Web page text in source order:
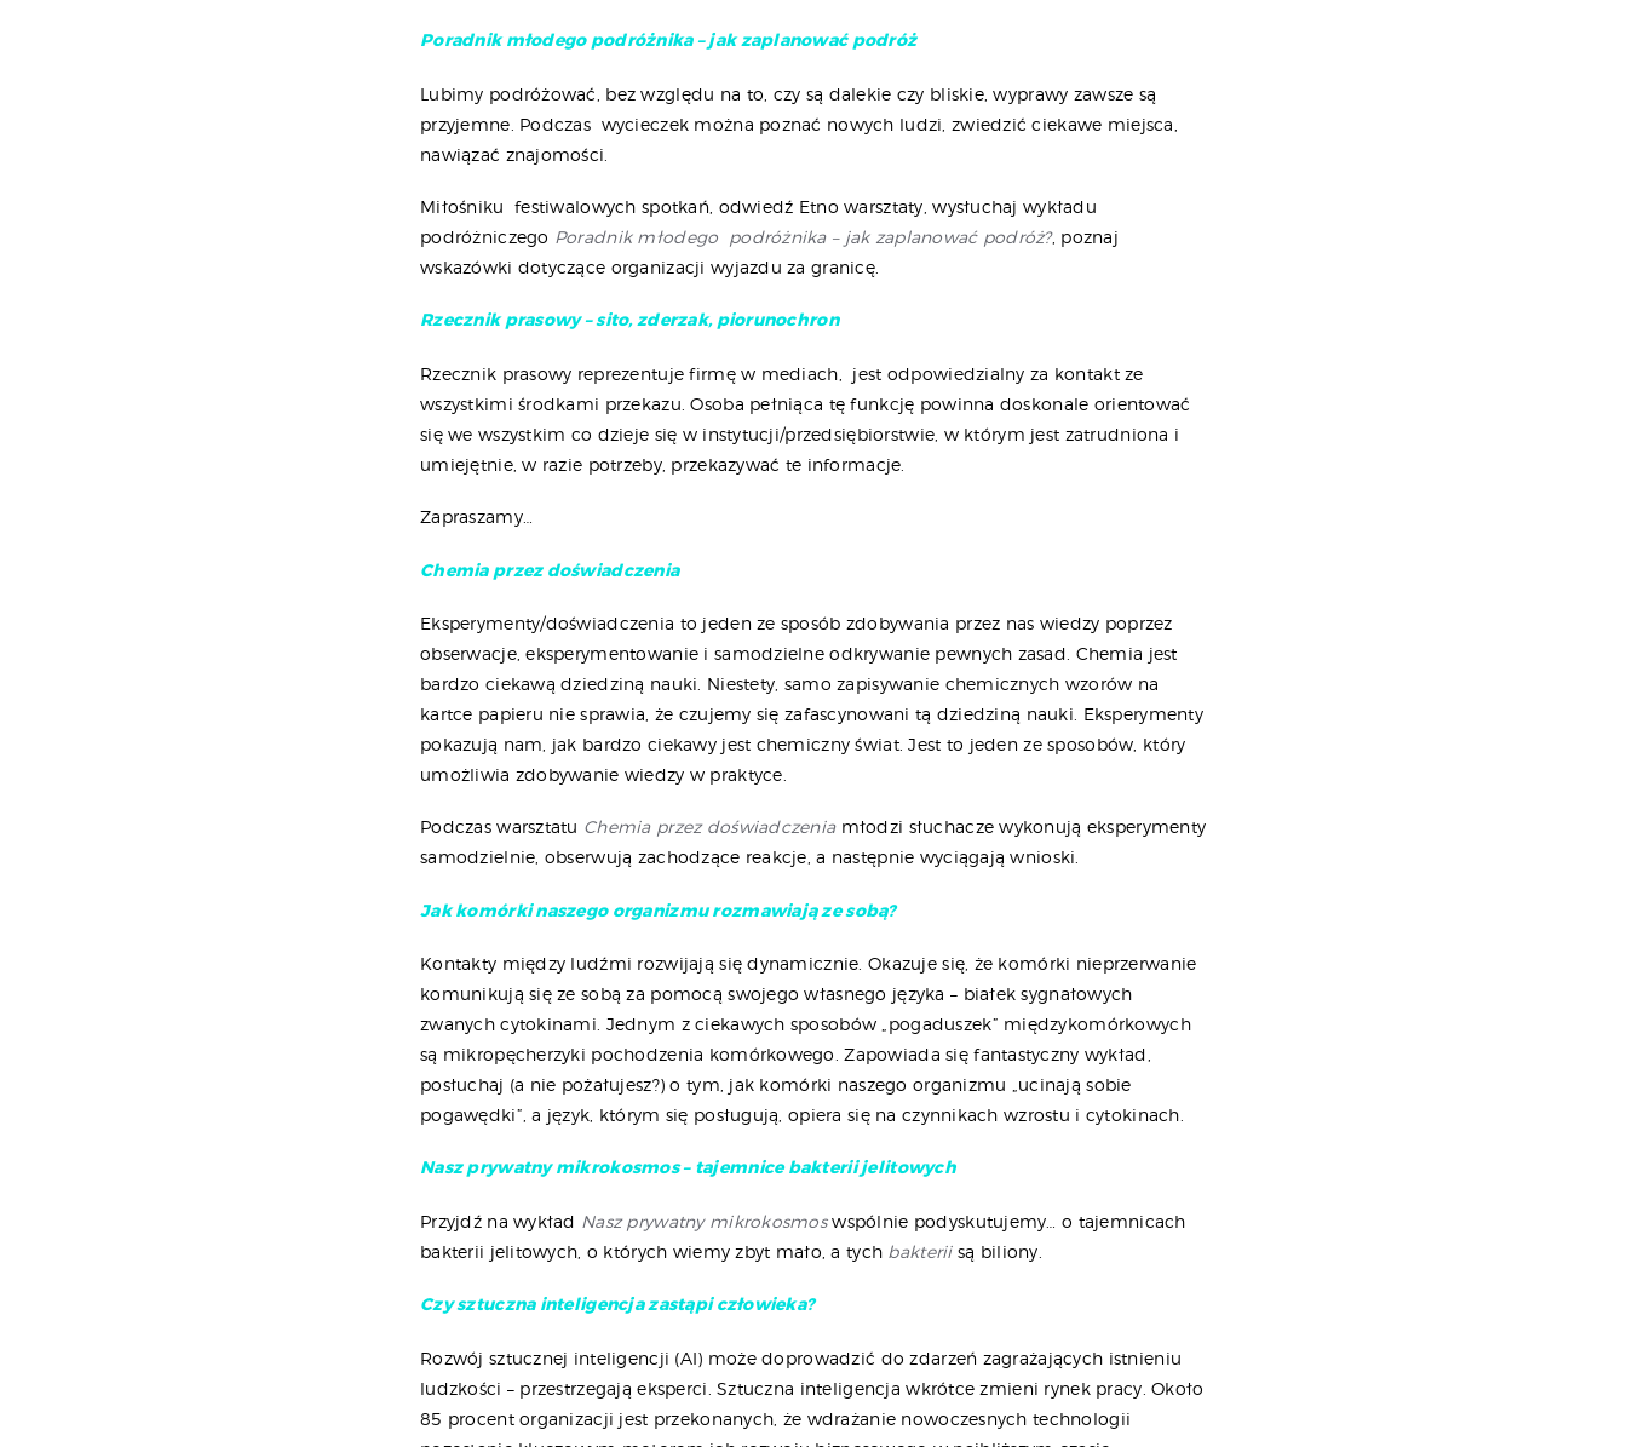
Poradnik młodego podróżnika – jak zaplanować podróż
Lubimy podróżować, bez względu na to, czy są dalekie czy bliskie, wyprawy zawsze są
przyjemne. Podczas wycieczek można poznać nowych ludzi, zwiedzić ciekawe miejsca,
nawiązać znajomości.
Miłośniku festiwalowych spotkań, odwiedź Etno warsztaty, wysłuchaj wykładu
podróżniczego Poradnik młodego podróżnika – jak zaplanować podróż?, poznaj
wskazówki dotyczące organizacji wyjazdu za granicę.
Rzecznik prasowy – sito, zderzak, piorunochron
Rzecznik prasowy reprezentuje firmę w mediach, jest odpowiedzialny za kontakt ze
wszystkimi środkami przekazu. Osoba pełniąca tę funkcję powinna doskonale orientować
się we wszystkim co dzieje się w instytucji/przedsiębiorstwie, w którym jest zatrudniona i
umiejętnie, w razie potrzeby, przekazywać te informacje.
Zapraszamy…
Chemia przez doświadczenia
Eksperymenty/doświadczenia to jeden ze sposób zdobywania przez nas wiedzy poprzez
obserwacje, eksperymentowanie i samodzielne odkrywanie pewnych zasad. Chemia jest
bardzo ciekawą dziedziną nauki. Niestety, samo zapisywanie chemicznych wzorów na
kartce papieru nie sprawia, że czujemy się zafascynowani tą dziedziną nauki. Eksperymenty
pokazują nam, jak bardzo ciekawy jest chemiczny świat. Jest to jeden ze sposobów, który
umożliwia zdobywanie wiedzy w praktyce.
Podczas warsztatu Chemia przez doświadczenia młodzi słuchacze wykonują eksperymenty
samodzielnie, obserwują zachodzące reakcje, a następnie wyciągają wnioski.
Jak komórki naszego organizmu rozmawiają ze sobą?
Kontakty między ludźmi rozwijają się dynamicznie. Okazuje się, że komórki nieprzerwanie
komunikują się ze sobą za pomocą swojego własnego języka – białek sygnałowych
zwanych cytokinami. Jednym z ciekawych sposobów „pogaduszek” międzykomórkowych
są mikropęcherzyki pochodzenia komórkowego. Zapowiada się fantastyczny wykład,
posłuchaj (a nie pożałujesz?) o tym, jak komórki naszego organizmu „ucinają sobie
pogawędki”, a język, którym się posługują, opiera się na czynnikach wzrostu i cytokinach.
Nasz prywatny mikrokosmos – tajemnice bakterii jelitowych
Przyjdź na wykład Nasz prywatny mikrokosmoswspólnie podyskutujemy… o tajemnicach
bakterii jelitowych, o których wiemy zbyt mało, a tych bakteriisą biliony.
Czy sztuczna inteligencja zastąpi człowieka?
Rozwój sztucznej inteligencji (AI) może doprowadzić do zdarzeń zagrażających istnieniu
ludzkości – przestrzegają eksperci. Sztuczna inteligencja wkrótce zmieni rynek pracy. Około
85 procent organizacji jest przekonanych, że wdrażanie nowoczesnych technologii